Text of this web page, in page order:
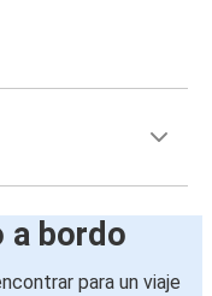
a bordo
para un viaje